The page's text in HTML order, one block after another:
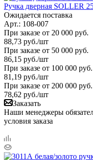
Ручка дверная SOLLER
Ожидается поставка
Арт.: 108-007
При заказе от 20 000 руб.
88,73 руб./шт
При заказе от 50 000 руб.
86,15 руб./шт
При заказе от 100 000 руб.
81,19 руб./шт
При заказе от 200 000 руб.
78,62 руб./шт
Заказать
Наши менеджеры
условия заказа